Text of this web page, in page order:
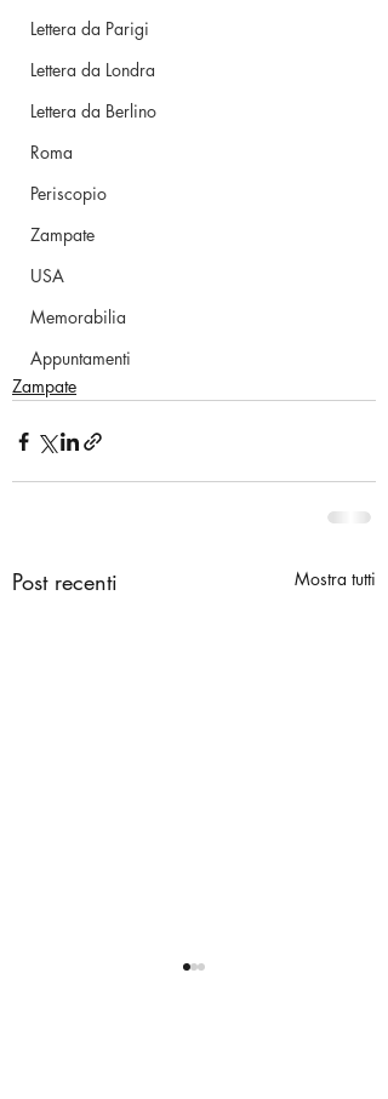
Lettera da Parigi
Lettera da Londra
Lettera da Berlino
Roma
Periscopio
Zampate
USA
Memorabilia
Appuntamenti
Zampate
Post recenti Mostra tutti